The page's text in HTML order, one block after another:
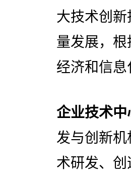
大技术创
量发展，
经济和信息
企业技术中
发与创新
术研发、